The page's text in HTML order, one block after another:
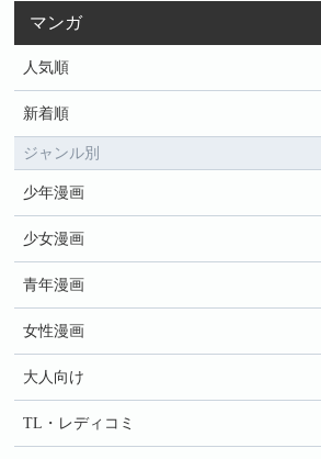
マンガ
人気順
新着順
ジャンル別
少年漫画
少女漫画
青年漫画
女性漫画
大人向け
TL・レディコミ